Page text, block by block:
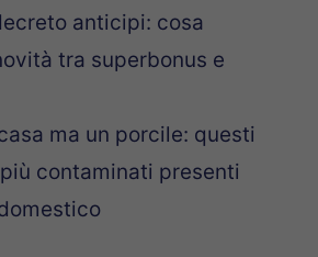
anticipi: cosa
tra superbonus e
ma un porcile: questi
contaminati presenti